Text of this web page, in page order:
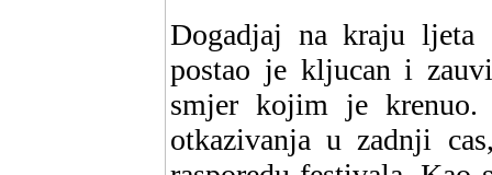
Dogadjaj na kraju ljeta
postao je kljucan i
smjer kojim je krenuo.
otkazivanja u zadnji